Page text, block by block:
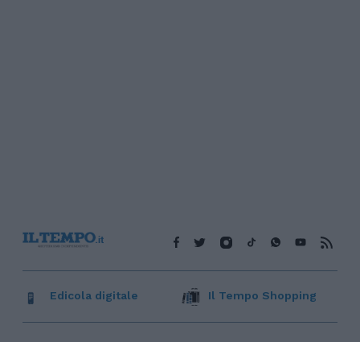
Edicola digitale Il Tempo Shopping